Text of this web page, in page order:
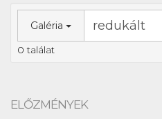
Galéria
0 találat
ELŐZMÉNYEK